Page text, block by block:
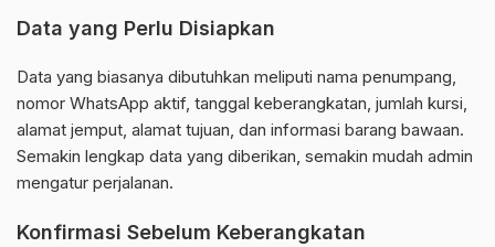
Data yang Perlu Disiapkan
Data yang biasanya dibutuhkan meliputi nama penumpang,
nomor WhatsApp aktif, tanggal keberangkatan, jumlah kursi,
alamat jemput, alamat tujuan, dan informasi barang bawaan.
Semakin lengkap data yang diberikan, semakin mudah admin
mengatur perjalanan.
Konfirmasi Sebelum Keberangkatan